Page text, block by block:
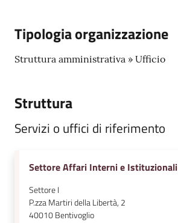
r
o
l
i
n
Tutti
argomenti...
Tipologia organizzazione
Struttura amministrativa » Ufficio
Struttura
Servizi o uffici di riferimento
Settore Affari Interni e Istituzionali
Settore I
P.zza Martiri della Libertà, 2
40010Bentivoglio